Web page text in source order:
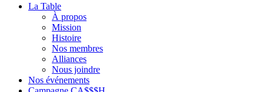
La Table
À propos
Mission
Histoire
Nos membres
Alliances
Nous joindre
Nos événements